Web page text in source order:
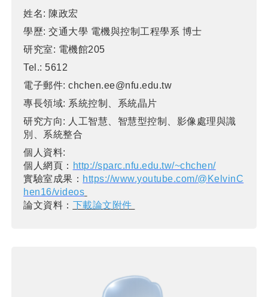
姓名: 陳政宏
學歷: 交通大學 電機與控制工程學系 博士
研究室: 電機館205
Tel.: 5612
電子郵件: chchen.ee@nfu.edu.tw
專長領域: 系統控制、系統晶片
研究方向: 人工智慧、智慧型控制、影像處理與識
別、系統整合
個人資料:
個人網頁： http://sparc.nfu.edu.tw/~chchen/
實驗室成果： https://www.youtube.com/@KelvinC
hen16/videos
論文資料： 下載論文附件